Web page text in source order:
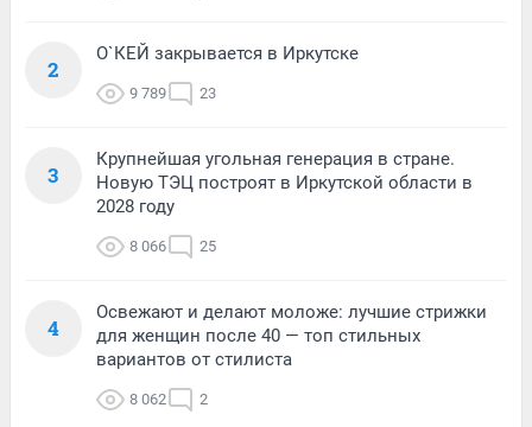
2
О`КЕЙ закрывается в Иркутске
9 789 23
3
Крупнейшая угольная генерация в стране.
Новую ТЭЦ построят в Иркутской области в
2028 году
8 066 25
4
Освежают и делают моложе: лучшие стрижки
для женщин после 40 — топ стильных
вариантов от стилиста
8 062 2